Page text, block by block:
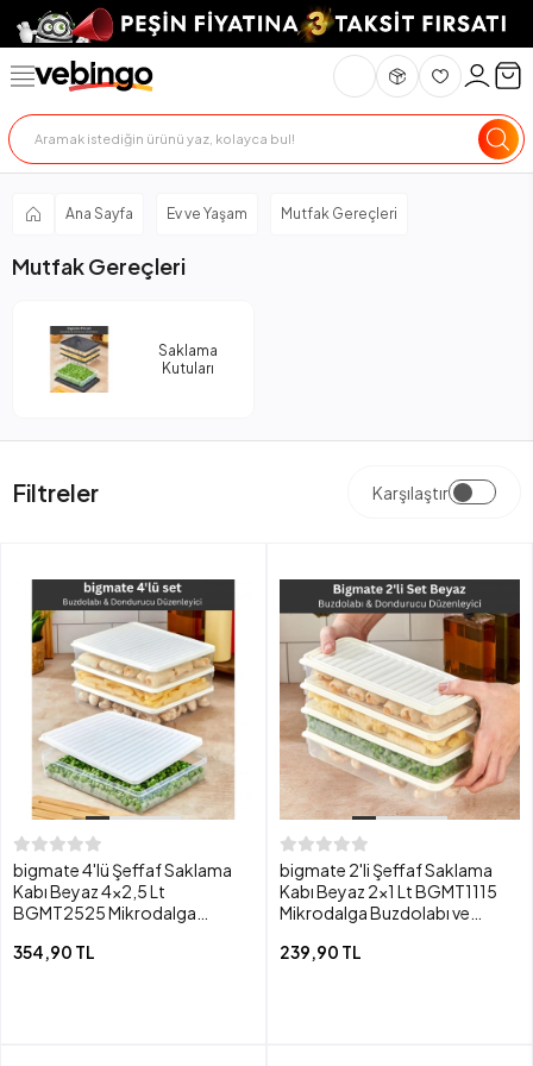
Ana Sayfa Ev ve Yaşam Mutfak Gereçleri
Mutfak Gereçleri
Saklama
Kutuları
Filtreler Karşılaştır
bigmate 4'lü Şeffaf Saklama
Kabı Beyaz 4x2,5 Lt
BGMT2525 Mikrodalga
Uyumlu Düzenleyici
354,90 TL
bigmate 2'li Şeffaf Saklama
Kabı Beyaz 2x1 Lt BGMT1115
Mikrodalga Buzdolabı ve
239,90 TL